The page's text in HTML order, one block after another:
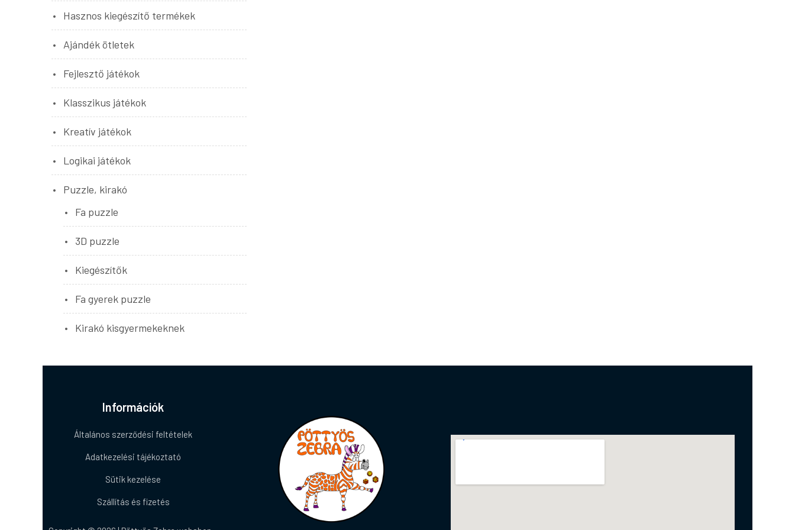
Hasznos kiegészítő termékek
Ajándék ötletek
Fejlesztő játékok
Klasszikus játékok
Kreatív játékok
Logikai játékok
Puzzle, kirakó
Fa puzzle
3D puzzle
Kiegészítők
Fa gyerek puzzle
Kirakó kisgyermekeknek
Információk
Általános szerződési feltételek
Adatkezelési tájékoztató
Sütik kezelése
Szállítás és fizetés